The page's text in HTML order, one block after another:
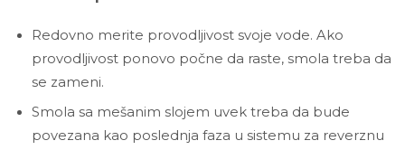
Redovno merite provodljivost svoje vode. Ako
provodljivost ponovo počne da raste, smola treba da
se zameni.
Smola sa mešanim slojem uvek treba da bude
povezana kao poslednja faza u sistemu za reverznu